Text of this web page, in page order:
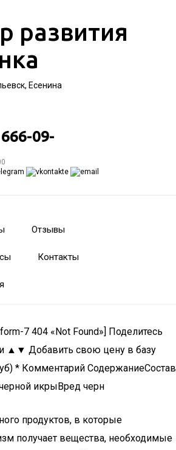
развития
Есенина
09-
Отзывы
Контакты
7 404 «Not Found»] Поделитесь
▲▼ Добавить свою цену в базу
* Комментарий СодержаниеСостав
икрыВред черн
продуктов, в которые
получает вещества, необходимые